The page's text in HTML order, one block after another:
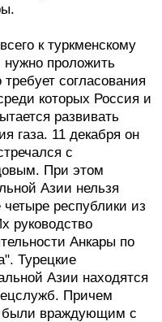
к туркменскому
нужно проложить
согласования
которых Россия и
развивать
газа. 11 декабря он
с
При этом
Азии нельзя
республики из
руководство
Анкары по
Турецкие
Азии находятся
Причем
были враждующим с